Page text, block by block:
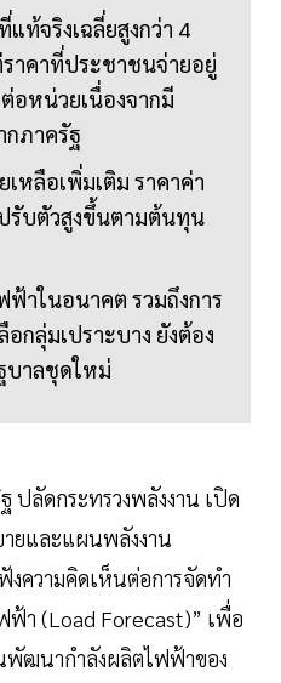
ท้จริงเฉลี่ยสูงกว่า 4
าคาที่ประชาชนจ่ายอยู่
อหน่วยเนื่องจากมี
กภาครัฐ
หลือเพิ่มเติม ราคาค่า
รับตัวสูงขึ้นตามต้นทุน
ฟ้าในอนาคต รวมถึงการ
กลุ่มเปราะบาง ยังต้อง
บาลชุดใหม่
ปลัดกระทรวงพลังงาน เปิด
ยและแผนพลังงาน
งความคิดเห็นต่อการจัดทำ
ฟ้า (Load Forecast)” เพื่อ
ฒนากำลังผลิตไฟฟ้าของ